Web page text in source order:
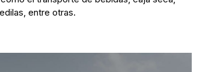
entre otras.